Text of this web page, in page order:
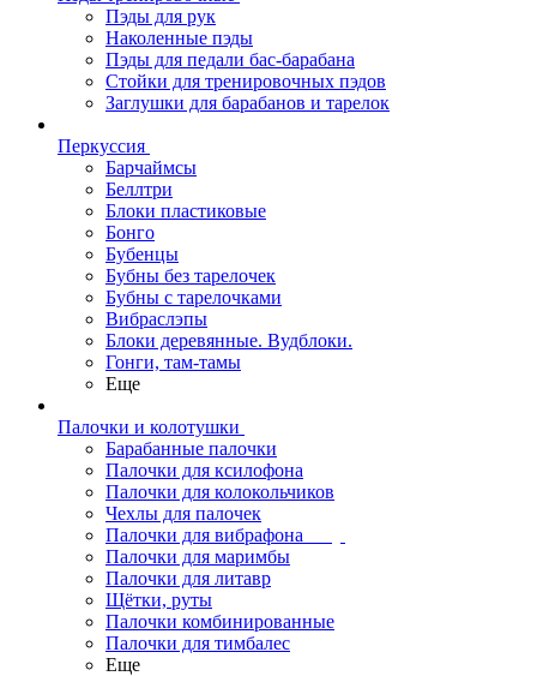
Пэды для рук
Наколенные пэды
Пэды для педали бас-барабана
Стойки для тренировочных пэдов
Заглушки для барабанов и тарелок
Перкуссия
Барчаймсы
Беллтри
Блоки пластиковые
Бонго
Бубенцы
Бубны без тарелочек
Бубны с тарелочками
Вибраслэпы
Блоки деревянные. Вудблоки.
Гонги, там-тамы
Еще
Палочки и колотушки
Барабанные палочки
Палочки для ксилофона
Палочки для колокольчиков
Чехлы для палочек
Палочки для вибрафона
Палочки для маримбы
Палочки для литавр
Щётки, руты
Палочки комбинированные
Палочки для тимбалес
Еще